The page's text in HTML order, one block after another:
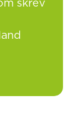
skrev